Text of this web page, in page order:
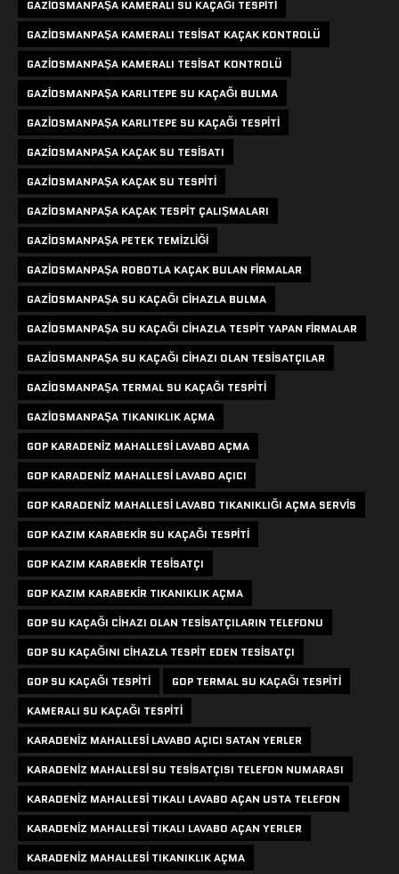
GAZIOSMANPAŞA KAMERALI SU KAÇAĞI TESPITI
GAZIOSMANPAŞA KAMERALI TESISAT KAÇAK KONTROLÜ
GAZIOSMANPAŞA KAMERALI TESISAT KONTROLÜ
GAZIOSMANPAŞA KARLITEPE SU KAÇAĞI BULMA
GAZIOSMANPAŞA KARLITEPE SU KAÇAĞI TESPITI
GAZIOSMANPAŞA KAÇAK SU TESISATI
GAZIOSMANPAŞA KAÇAK SU TESPITI
GAZIOSMANPAŞA KAÇAK TESPIT ÇALIŞMALARI
GAZIOSMANPAŞA PETEK TEMIZLIĞI
GAZIOSMANPAŞA ROBOTLA KAÇAK BULAN FIRMALAR
GAZIOSMANPAŞA SU KAÇAĞI CIHAZLA BULMA
GAZIOSMANPAŞA SU KAÇAĞI CIHAZLA TESPIT YAPAN FIRMALAR
GAZIOSMANPAŞA SU KAÇAĞI CIHAZI OLAN TESISATÇILAR
GAZIOSMANPAŞA TERMAL SU KAÇAĞI TESPITI
GAZIOSMANPAŞA TIKANIKLIK AÇMA
GOP KARADENIZ MAHALLESI LAVABO AÇMA
GOP KARADENIZ MAHALLESI LAVABO AÇICI
GOP KARADENIZ MAHALLESI LAVABO TIKANIKLIĞI AÇMA SERVIS
GOP KAZIM KARABEKIR SU KAÇAĞI TESPITI
GOP KAZIM KARABEKIR TESISATÇI
GOP KAZIM KARABEKIR TIKANIKLIK AÇMA
GOP SU KAÇAĞI CIHAZI OLAN TESISATÇILARIN TELEFONU
GOP SU KAÇAĞINI CIHAZLA TESPIT EDEN TESISATÇI
GOP SU KAÇAĞI TESPITI
GOP TERMAL SU KAÇAĞI TESPITI
KAMERALI SU KAÇAĞI TESPITI
KARADENIZ MAHALLESI LAVABO AÇICI SATAN YERLER
KARADENIZ MAHALLESI SU TESISATÇISI TELEFON NUMARASI
KARADENIZ MAHALLESI TIKALI LAVABO AÇAN USTA TELEFON
KARADENIZ MAHALLESI TIKALI LAVABO AÇAN YERLER
KARADENIZ MAHALLESI TIKANIKLIK AÇMA